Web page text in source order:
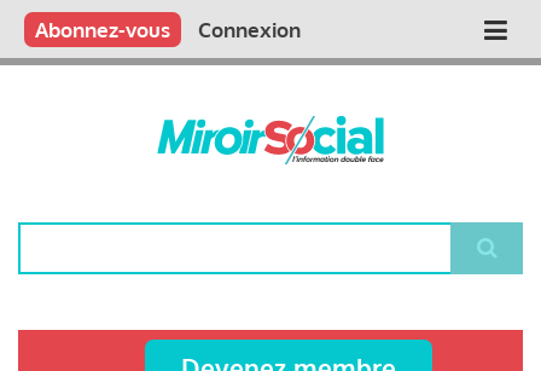
Aller
contenu
Main
Qui sommes nous ?
Vous publiez
Nous publions
Contactez-nous
Abonnez-vous Connexion